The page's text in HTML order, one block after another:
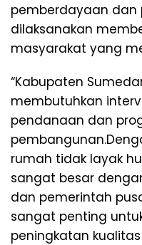
pemberdayaan dan
dilaksanakan
masyarakat yang
“Kabupaten
membutuhkan
pendanaan dan
rumah tidak layak
sangat besar
dan pemerintah
sangat penting
peningkatan